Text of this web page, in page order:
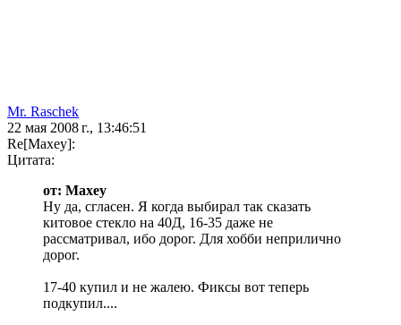
Mr. Raschek
22 мая 2008 г., 13:46:51
Re[Maxey]:
Цитата:
от: Maxey
Ну да, сгласен. Я когда выбирал так сказать
китовое стекло на 40Д, 16-35 даже не
рассматривал, ибо дорог. Для хобби неприлично
дорог.
17-40 купил и не жалею. Фиксы вот теперь
подкупил....